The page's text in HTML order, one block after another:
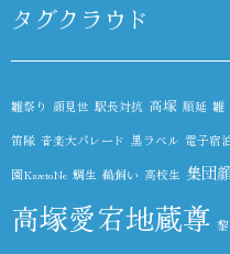
タグクラウド
雛祭り 顔見世 駅長対抗 高塚 順延 雛
笛隊 音楽大パレード 黒ラベル 電子宿
園KazetoNe 鯛生 鵜飼い 高校生 集団
高塚愛宕地蔵尊